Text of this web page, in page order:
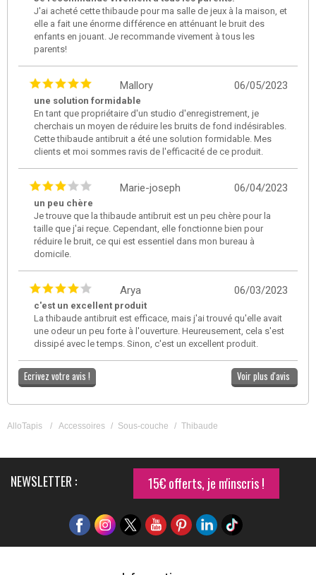
J'ai acheté cette thibaude pour ma salle de jeux à la maison, et
elle a fait une énorme différence en atténuant le bruit des
enfants en jouant. Je recommande vivement à tous les
parents!
06/05/2023
Mallory
une solution formidable
En tant que propriétaire d'un studio d'enregistrement, je
cherchais un moyen de réduire les bruits de fond indésirables.
Cette thibaude antibruit a été une solution formidable. Mes
clients et moi sommes ravis de l'efficacité de ce produit.
06/04/2023
Marie-joseph
un peu chère
Je trouve que la thibaude antibruit est un peu chère pour la
taille que j'ai reçue. Cependant, elle fonctionne bien pour
réduire le bruit, ce qui est essentiel dans mon bureau à
domicile.
06/03/2023
Arya
c'est un excellent produit
La thibaude antibruit est efficace, mais j'ai trouvé qu'elle avait
une odeur un peu forte à l'ouverture. Heureusement, cela s'est
dissipé avec le temps. Sinon, c'est un excellent produit.
Ecrivez votre avis ! Voir plus d'avis
AlloTapis / Accessoires / Sous-couche / Thibaude
NEWSLETTER : 15€ offerts, je m'inscris !